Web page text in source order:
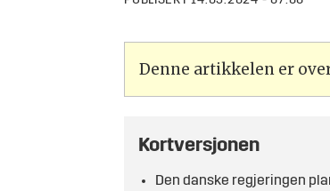
Denne artikkelen er
Kortversjonen
Den danske regjeringen